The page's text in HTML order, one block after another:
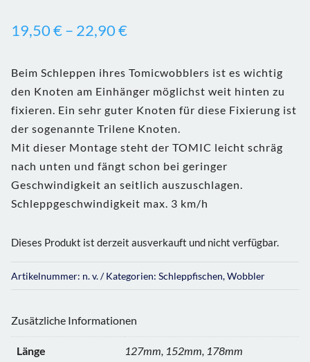
19,50€– 22,90€
Beim Schleppen ihres Tomicwobblers ist es wichtig
den Knoten am Einhänger möglichst weit hinten zu
fixieren. Ein sehr guter Knoten für diese Fixierung ist
der sogenannte Trilene Knoten.
Mit dieser Montage steht der TOMIC leicht schräg
nach unten und fängt schon bei geringer
Geschwindigkeit an seitlich auszuschlagen.
Schleppgeschwindigkeit max. 3 km/h
Dieses Produkt ist derzeit ausverkauft und nicht verfügbar.
Artikelnummer: n. v. Kategorien: Schleppfischen,Wobbler
Zusätzliche Informationen
Länge 127mm, 152mm, 178mm